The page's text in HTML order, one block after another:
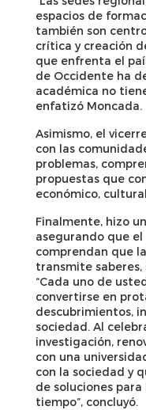
espacios de
también son
crítica y creación
que enfrenta el
de Occidente ha
académica no
enfatizó Moncada.
Asimismo, el
con las
problemas,
propuestas que
económico,
Finalmente, hizo
asegurando que
comprendan que
transmite saberes,
“Cada uno de
convertirse en
descubrimientos,
sociedad. Al
investigación,
con una
con la sociedad y
de soluciones
tiempo”, concluyó.